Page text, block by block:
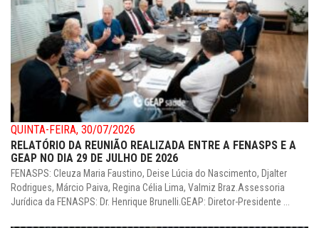
QUINTA-FEIRA, 30/07/2026
RELATÓRIO DA REUNIÃO REALIZADA ENTRE A FENASPS E A
GEAP NO DIA 29 DE JULHO DE 2026
FENASPS: Cleuza Maria Faustino, Deise Lúcia do Nascimento, Djalter
Rodrigues, Márcio Paiva, Regina Célia Lima, Valmiz Braz.Assessoria
Jurídica da FENASPS: Dr. Henrique Brunelli.GEAP: Diretor-Presidente ...